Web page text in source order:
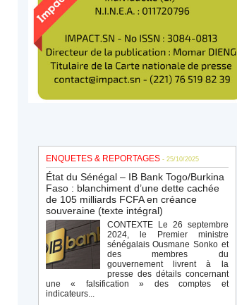
ENQUETES & REPORTAGES - 25/10/2025
État du Sénégal – IB Bank Togo/Burkina
Faso : blanchiment d’une dette cachée
de 105 milliards FCFA en créance
souveraine (texte intégral)
CONTEXTE Le 26 septembre
2024, le Premier ministre
sénégalais Ousmane Sonko et
des membres du
gouvernement livrent à la
presse des détails concernant
une « falsification » des comptes et
indicateurs...